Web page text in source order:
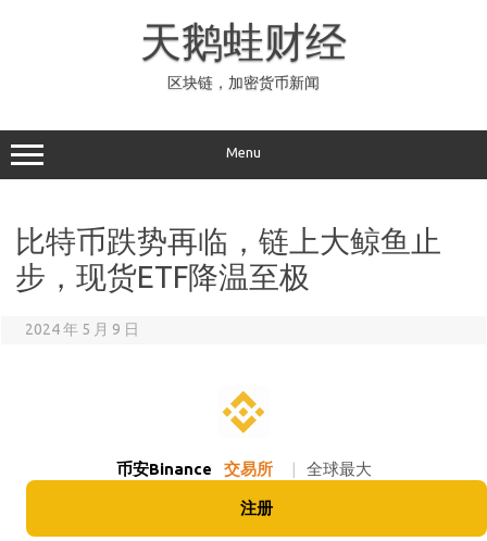
天鹅蛙财经
区块链，加密货币新闻
Menu
比特币跌势再临，链上大鲸鱼止
步，现货ETF降温至极
2024 年 5 月 9 日
币安Binance 交易所 | 全球最大
注册